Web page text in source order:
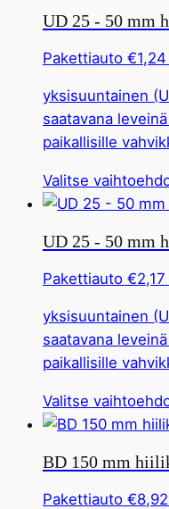
UD 25 - 50 mm
Pakettiauto €1,24
yksisuuntainen
saatavana
paikallisille
Valitse
UD 25 - 50 mm
Pakettiauto €2,17
yksisuuntainen
saatavana
paikallisille
Valitse
BD 150 mm
Pakettiauto €8,92